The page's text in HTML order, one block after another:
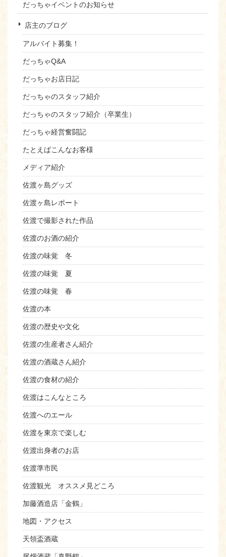
だっちゃイベントのお知らせ
店主のブログ
アルバイト募集！
だっちゃQ&A
だっちゃお店日記
だっちゃのスタッフ紹介
だっちゃのスタッフ紹介（卒業生）
だっちゃ経営奮闘記
たとえばこんなお客様
メディア紹介
佐渡ヶ島グッズ
佐渡ヶ島レポート
佐渡で撮影された作品
佐渡のお酒の紹介
佐渡の味覚 冬
佐渡の味覚 夏
佐渡の味覚 春
佐渡の本
佐渡の歴史や文化
佐渡の生産者さん紹介
佐渡の酒蔵さん紹介
佐渡の食材の紹介
佐渡はこんなところ
佐渡へのエール
佐渡を東京で楽しむ
佐渡出身者のお店
佐渡準市民
佐渡観光 オススメ見どころ
加藤酒造店「金鶴」
地図・アクセス
天領盃酒蔵